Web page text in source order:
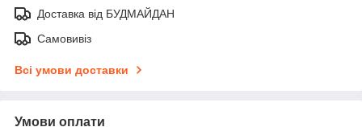
Доставка від БУДМАЙДАН
Самовивіз
Всі умови доставки
Умови оплати